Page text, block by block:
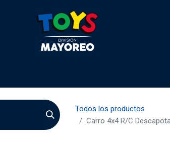
Todos los productos
Carro 4x4 R/C